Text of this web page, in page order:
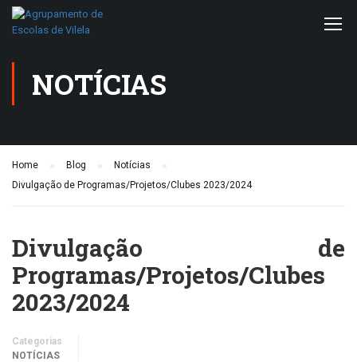
NOTÍCIAS
Home Blog
Notícias
Divulgação de Programas/Projetos/Clubes 2023/2024
Divulgação de
Programas/Projetos/Clubes
2023/2024
Categorias
NOTÍCIAS